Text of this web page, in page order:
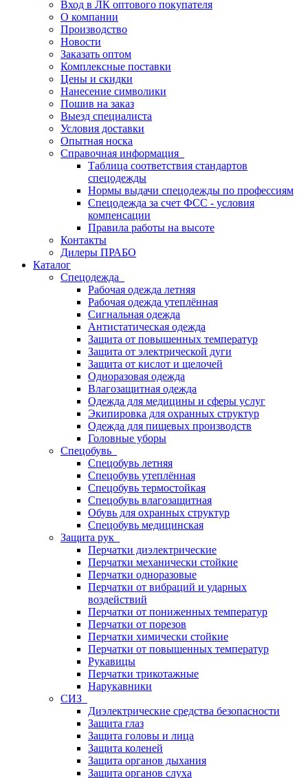
Вход в ЛК оптового покупателя
О компании
Производство
Новости
Заказать оптом
Комплексные поставки
Цены и скидки
Нанесение символики
Пошив на заказ
Выезд специалиста
Условия доставки
Опытная носка
Справочная информация
Таблица соответствия стандартов
спецодежды
Нормы выдачи спецодежды по профессиям
Спецодежда за счет ФСС - условия
компенсации
Правила работы на высоте
Контакты
Дилеры ПРАБО
Каталог
Спецодежда
Рабочая одежда летняя
Рабочая одежда утеплённая
Сигнальная одежда
Антистатическая одежда
Защита от повышенных температур
Защита от электрической дуги
Защита от кислот и щелочей
Одноразовая одежда
Влагозащитная одежда
Одежда для медицины и сферы услуг
Экипировка для охранных структур
Одежда для пищевых производств
Головные уборы
Спецобувь
Спецобувь летняя
Спецобувь утеплённая
Спецобувь термостойкая
Спецобувь влагозащитная
Обувь для охранных структур
Спецобувь медицинская
Защита рук
Перчатки диэлектрические
Перчатки механически стойкие
Перчатки одноразовые
Перчатки от вибраций и ударных
воздействий
Перчатки от пониженных температур
Перчатки от порезов
Перчатки химически стойкие
Перчатки от повышенных температур
Рукавицы
Перчатки трикотажные
Нарукавники
СИЗ
Диэлектрические средства безопасности
Защита глаз
Защита головы и лица
Защита коленей
Защита органов дыхания
Защита органов слуха